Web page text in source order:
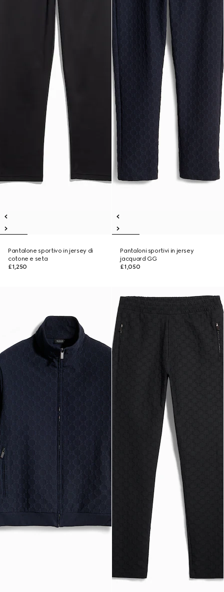
Pantalone sportivo in jersey di
cotone e seta
£1,250
Pantaloni sportivi in jersey
jacquard GG
£1,050